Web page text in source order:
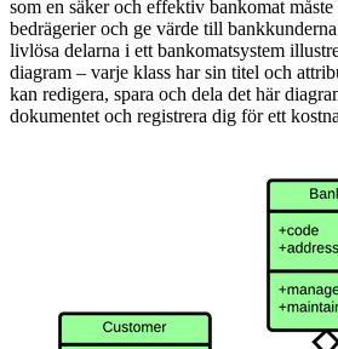
som en säker och effektiv bankomat
bedrägerier och ge värde till
livlösa delarna i ett bankomatsystem
diagram – varje klass har sin titel och
kan redigera, spara och dela det här
dokumentet och registrera dig för ett